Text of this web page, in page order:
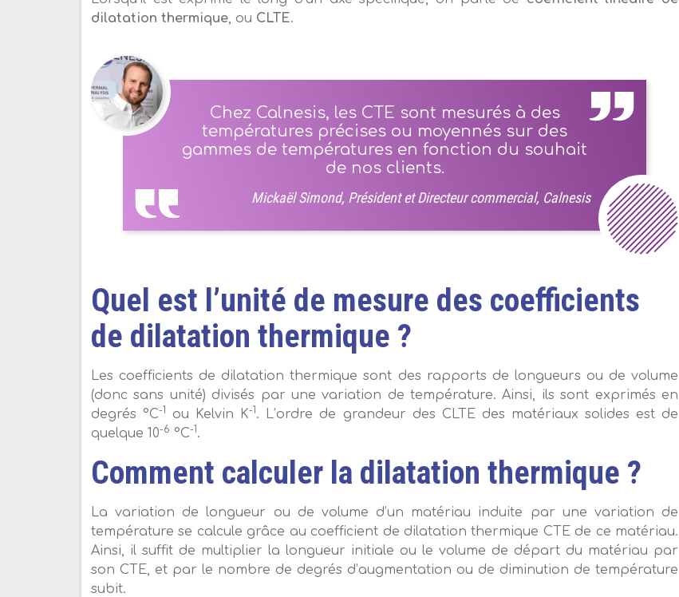
dilatation thermique, ou CLTE.
Chez Calnesis, les CTE sont mesurés à des
températures précises ou moyennés sur des
gammes de températures en fonction du souhait
de nos clients.
Mickaël Simond, Président et Directeur commercial, Calnesis
Quel est l’unité de mesure des coefficients
de dilatation thermique ?
Les coefficients de dilatation thermique sont des rapports de longueurs ou de volume
(donc sans unité) divisés par une variation de température. Ainsi, ils sont exprimés en
degrés °C-1 ou Kelvin K-1 . L’ordre de grandeur des CLTE des matériaux solides est de
quelque 10-6 °C-1 .
Comment calculer la dilatation thermique ?
La variation de longueur ou de volume d’un matériau induite par une variation de
température se calcule grâce au coefficient de dilatation thermique CTE de ce matériau.
Ainsi, il suffit de multiplier la longueur initiale ou le volume de départ du matériau par
son CTE, et par le nombre de degrés d’augmentation ou de diminution de température
subit.